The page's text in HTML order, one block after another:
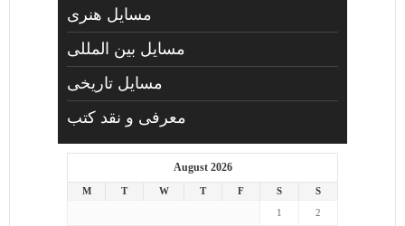
مسايل هنری
مسایل بین المللی
مسایل تاریخی
معرفی و نقد کتب
August 2026
M T W T F S
S
1
2